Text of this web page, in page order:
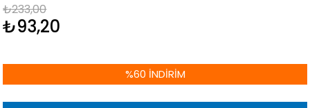
₺233,00
₺93,20
%60 İNDIRIM